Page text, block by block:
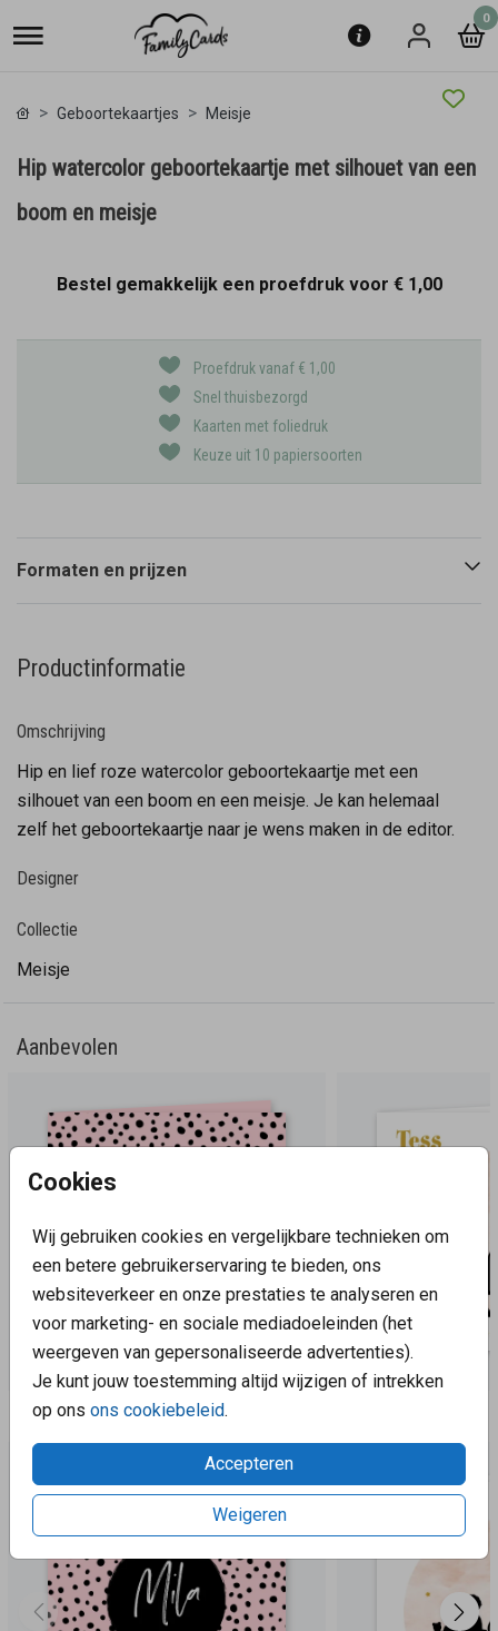
0
Cookies
Wij gebruiken cookies en vergelijkbare technieken om
een betere gebruikerservaring te bieden, ons
websiteverkeer en onze prestaties te analyseren en
voor marketing- en sociale mediadoeleinden (het
weergeven van gepersonaliseerde advertenties).
Je kunt jouw toestemming altijd wijzigen of intrekken
op ons ons cookiebeleid.
Accepteren
Weigeren
Geboortekaartjes Meisje
Hip watercolor geboortekaartje met silhouet van een
boom en meisje
Bestel gemakkelijk een proefdruk voor € 1,00
Proefdruk vanaf € 1,00
Snel thuisbezorgd
Kaarten met foliedruk
Keuze uit 10 papiersoorten
Formaten en prijzen
Productinformatie
Omschrijving
Hip en lief roze watercolor geboortekaartje met een
silhouet van een boom en een meisje. Je kan helemaal
zelf het geboortekaartje naar je wens maken in de editor.
Designer
Collectie
Meisje
Aanbevolen
Aanbevolen